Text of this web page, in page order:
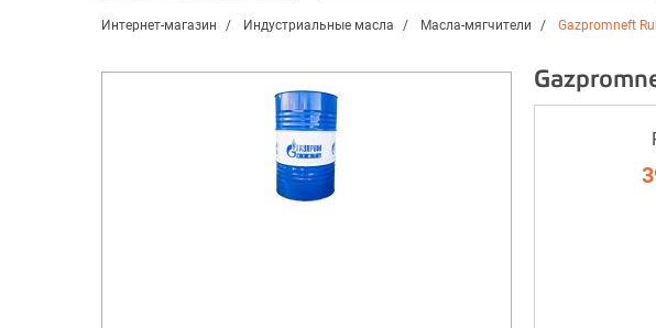
Интернет-магазин Индустриальные масла Масла-мягчители Gazpromneft